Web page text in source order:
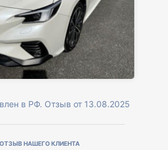
в РФ. Отзыв от 13.08.2025
ОТЗЫВ НАШЕГО КЛИЕНТА